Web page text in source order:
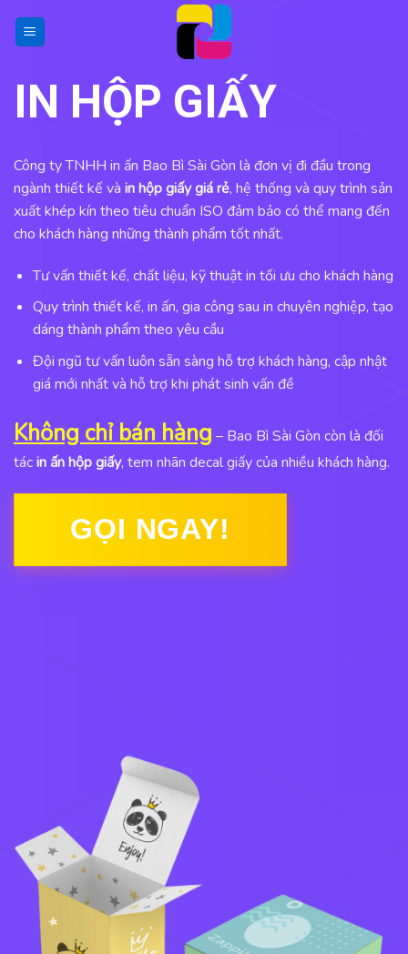
IN HỘP GIẤY
Công ty TNHH in ấn Bao Bì Sài Gòn là đơn vị đi đầu trong
ngành thiết kế và in hộp giấy giá rẻ, hệ thống và quy trình sản
xuất khép kín theo tiêu chuẩn ISO đảm bảo có thể mang đến
cho khách hàng những thành phẩm tốt nhất.
Tư vấn thiết kế, chất liệu, kỹ thuật in tối ưu cho khách hàng
Quy trình thiết kế, in ấn, gia công sau in chuyên nghiệp, tạo
dáng thành phẩm theo yêu cầu
Đội ngũ tư vấn luôn sẵn sàng hỗ trợ khách hàng, cập nhật
giá mới nhất và hỗ trợ khi phát sinh vấn đề
Không chỉ bán hàng – Bao Bì Sài Gòn còn là đối
tácin ấn hộp giấy, tem nhãn decal giấy của nhiều khách hàng.
GỌI NGAY!